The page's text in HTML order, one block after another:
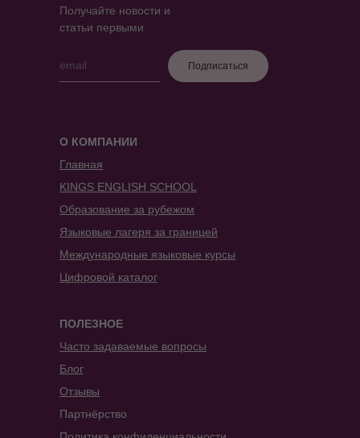
О КОМПАНИИ
Главная
KINGS ENGLISH SCHOOL
Образование за рубежом
Языковые лагеря за границей
Международные языковые курсы
Цифровой каталог
ПОЛЕЗНОЕ
Часто задаваемые вопросы
Блог
Отзывы
Партнёрство
Получайте новости и
статьи первыми
Подписаться